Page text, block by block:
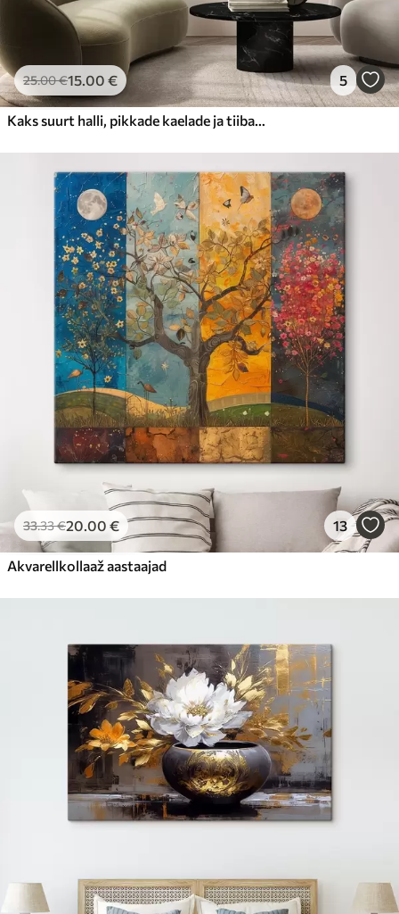
25.00€15.00 € 5
Kaks suurt halli, pikkade kaelade ja tiibadega kraanat, mis seisavad puudest ümbritsetud udujärves
33.33€20.00 € 13
Akvarellkollaaž aastaajad